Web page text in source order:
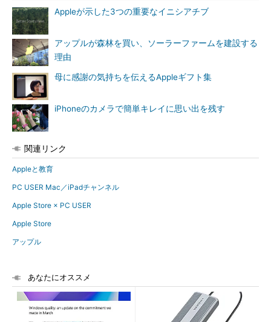
Appleが示した3つの重要なイニシアチブ
アップルが森林を買い、ソーラーファームを建設する
理由
母に感謝の気持ちを伝えるAppleギフト集
iPhoneのカメラで簡単キレイに思い出を残す
関連リンク
Appleと教育
PC USER Mac／iPadチャンネル
Apple Store × PC USER
Apple Store
アップル
あなたにオススメ